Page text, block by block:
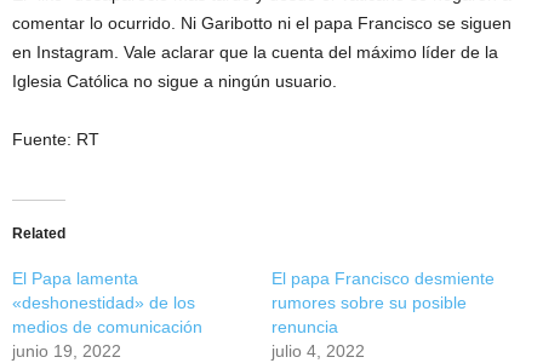
comentar lo ocurrido. Ni Garibotto ni el papa Francisco se siguen
en Instagram. Vale aclarar que la cuenta del máximo líder de la
Iglesia Católica no sigue a ningún usuario.
Fuente: RT
Related
El Papa lamenta
«deshonestidad» de los
medios de comunicación
junio 19, 2022
El papa Francisco desmiente
rumores sobre su posible
renuncia
julio 4, 2022